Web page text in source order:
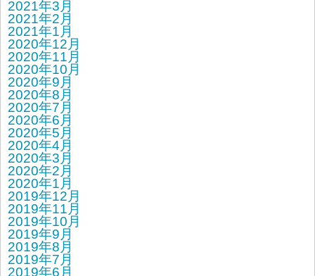
2021年3月
2021年2月
2021年1月
2020年12月
2020年11月
2020年10月
2020年9月
2020年8月
2020年7月
2020年6月
2020年5月
2020年4月
2020年3月
2020年2月
2020年1月
2019年12月
2019年11月
2019年10月
2019年9月
2019年8月
2019年7月
2019年6月